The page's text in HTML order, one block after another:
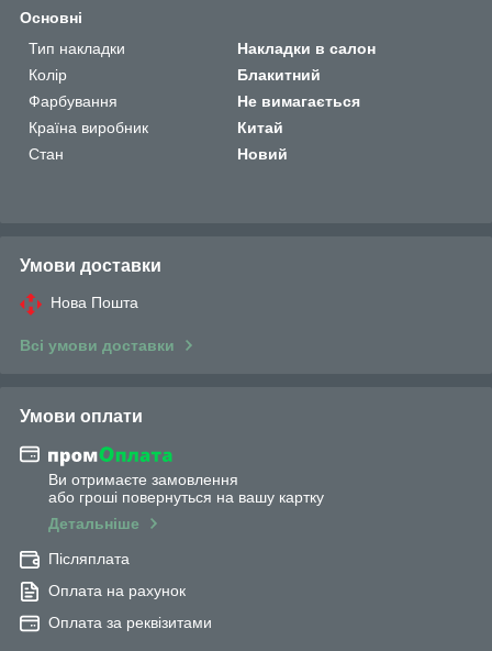
Основні
Тип накладки
Накладки в салон
Колір
Блакитний
Фарбування
Не вимагається
Країна виробник
Китай
Стан
Новий
Умови доставки
Нова Пошта
Всі умови доставки
Умови оплати
Ви отримаєте замовлення
або гроші повернуться на вашу картку
Детальніше
Післяплата
Оплата на рахунок
Оплата за реквізитами